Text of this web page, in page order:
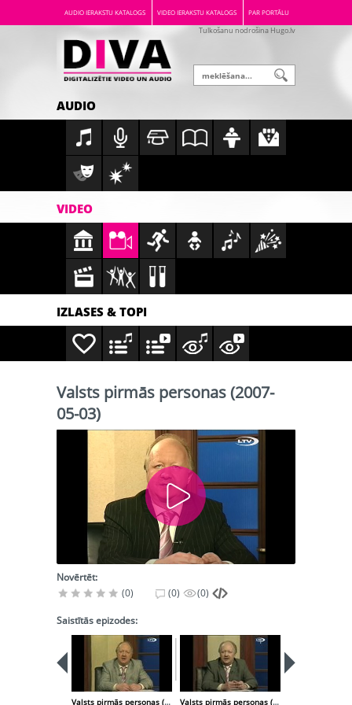
AUDIO IERAKSTU KATALOGS VIDEO IERAKSTU KATALOGS PAR PORTĀLU
Tulkošanu nodrošina Hugo.lv
AUDIO
VIDEO
IZLASES & TOPI
Valsts pirmās personas (2007-
05-03)
Novērtēt:
(0)
(0) (0)
Saistītās epizodes:
Valsts pirmās personas (2007-04-26) Valsts pirmās personas (2007-05-10)